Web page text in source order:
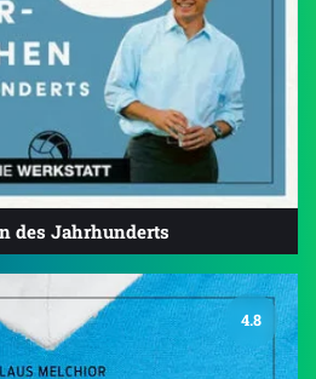
des Jahrhunderts
4.8